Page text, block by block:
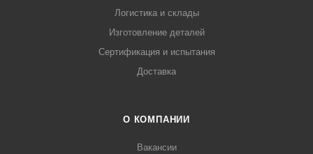
Логистика и склады
Изготовление деталей
Сертификация и испытания
Доставка
О КОМПАНИИ
Вакансии